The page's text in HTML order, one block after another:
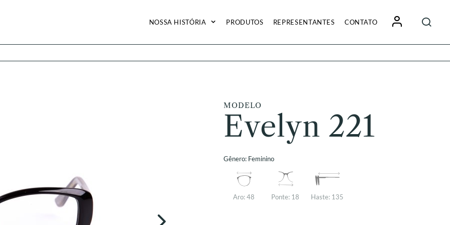
NOSSA HISTÓRIA PRODUTOS REPRESENTANTES CONTATO
por:
MODELO
Evelyn 221
Gênero: Feminino
Aro:48 Ponte: 18 Haste: 135